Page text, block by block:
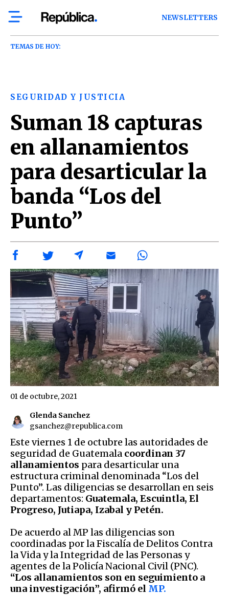
NEWSLETTERS
TEMAS DE HOY:
SEGURIDAD Y JUSTICIA
Suman 18 capturas
en allanamientos
para desarticular la
banda “Los del
Punto”
Glenda Sanchez
gsanchez@republica.com
01 de octubre, 2021
Este viernes 1 de octubre las autoridades de
seguridad de Guatemala coordinan 37
allanamientos para desarticular una
estructura criminal denominada “Los del
Punto”. Las diligencias se desarrollan en seis
departamentos: Guatemala, Escuintla, El
Progreso, Jutiapa, Izabal y Petén.
De acuerdo al MP las diligencias son
coordinadas por la Fiscalía de Delitos Contra
la Vida y la Integridad de las Personas y
agentes de la Policía Nacional Civil (PNC).
“Los allanamientos son en seguimiento a
una investigación”, afirmó el MP.